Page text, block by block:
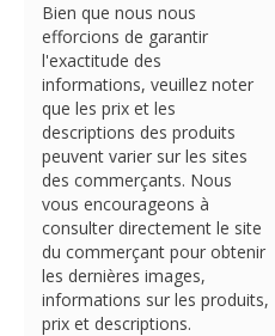
Bien que nous nous
efforcions de garantir
l'exactitude des
informations, veuillez noter
que les prix et les
descriptions des produits
peuvent varier sur les sites
des commerçants. Nous
vous encourageons à
consulter directement le site
du commerçant pour obtenir
les dernières images,
informations sur les produits,
prix et descriptions.